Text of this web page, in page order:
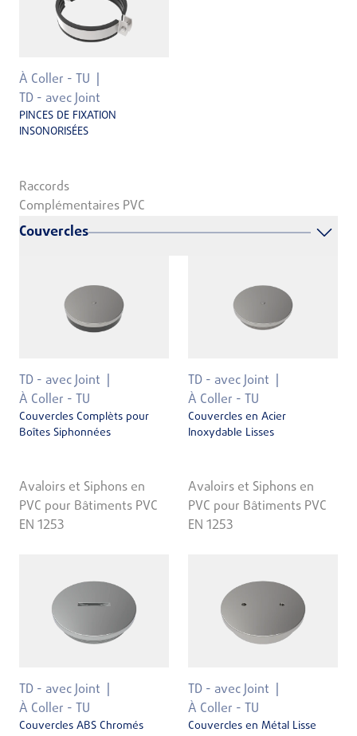
À Coller - TU
TD - avec Joint
PINCES DE FIXATION
INSONORISÉES
Raccords
Complémentaires PVC
Couvercles
TD - avec Joint
À Coller - TU
Couvercles Complèts pour
Boîtes Siphonnées
Avaloirs et Siphons en
PVC pour Bâtiments PVC
EN 1253
TD - avec Joint
À Coller - TU
Couvercles en Acier
Inoxydable Lisses
Avaloirs et Siphons en
PVC pour Bâtiments PVC
EN 1253
TD - avec Joint
À Coller - TU
Couvercles ABS Chromés
TD - avec Joint
À Coller - TU
Couvercles en Métal Lisse